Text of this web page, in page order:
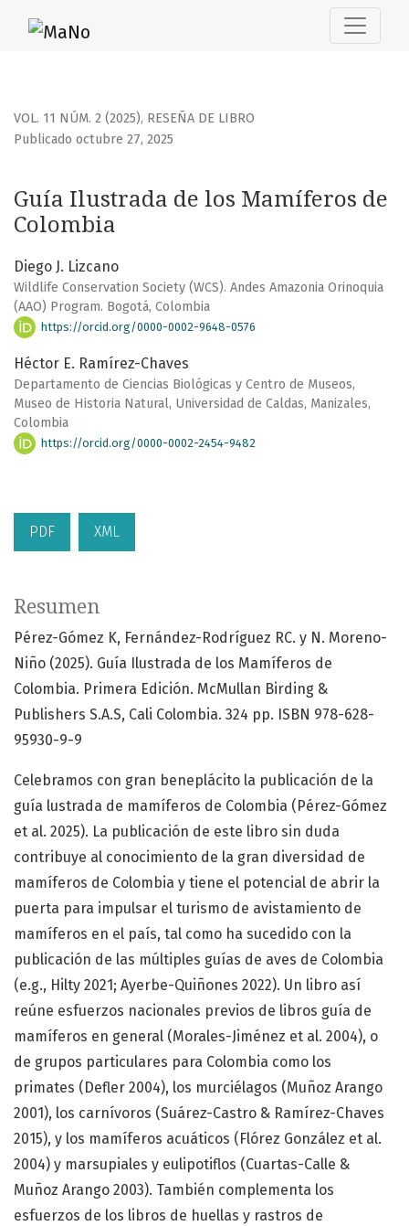
VOL. 11 NÚM. 2 (2025), RESEÑA DE LIBRO
Guía Ilustrada de los Mamíferos de
Colombia
Publicado octubre 27, 2025
Diego J. Lizcano
Wildlife Conservation Society (WCS). Andes Amazonia Orinoquia
(AAO) Program. Bogotá, Colombia
https://orcid.org/0000-0002-9648-0576
Héctor E. Ramírez-Chaves
Departamento de Ciencias Biológicas y Centro de Museos,
Museo de Historia Natural, Universidad de Caldas, Manizales,
Colombia
https://orcid.org/0000-0002-2454-9482
PDF XML
Resumen
Pérez-Gómez K, Fernández-Rodríguez RC. y N. Moreno-
Niño (2025). Guía Ilustrada de los Mamíferos de
Colombia. Primera Edición. McMullan Birding &
Publishers S.A.S, Cali Colombia. 324 pp. ISBN 978-628-
95930-9-9
Celebramos con gran beneplácito la publicación de la
guía lustrada de mamíferos de Colombia (Pérez-Gómez
et al. 2025). La publicación de este libro sin duda
contribuye al conocimiento de la gran diversidad de
mamíferos de Colombia y tiene el potencial de abrir la
puerta para impulsar el turismo de avistamiento de
mamíferos en el país, tal como ha sucedido con la
publicación de las múltiples guías de aves de Colombia
(e.g., Hilty 2021; Ayerbe-Quiñones 2022). Un libro así
reúne esfuerzos nacionales previos de libros guía de
mamíferos en general (Morales-Jiménez et al. 2004), o
de grupos particulares para Colombia como los
primates (Defler 2004), los murciélagos (Muñoz Arango
2001), los carnívoros (Suárez-Castro & Ramírez-Chaves
2015), y los mamíferos acuáticos (Flórez González et al.
2004) y marsupiales y eulipotiflos (Cuartas-Calle &
Muñoz Arango 2003). También complementa los
esfuerzos de los libros de huellas y rastros de